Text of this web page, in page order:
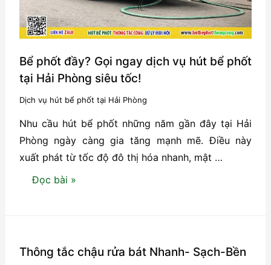
Pháp
Nhỏ,
Hiệu
Quả
Lớn
Bể phốt đầy? Gọi ngay dịch vụ hút bể phốt
tại Hải Phòng siêu tốc!
Dịch vụ hút bể phốt tại Hải Phòng
Nhu cầu hút bể phốt những năm gần đây tại Hải
Phòng ngày càng gia tăng mạnh mẽ. Điều này
xuất phát từ tốc độ đô thị hóa nhanh, mật …
Bể
ngay
Đọc bài »
Thông tắc chậu rửa bát Nhanh- Sạch-Bền